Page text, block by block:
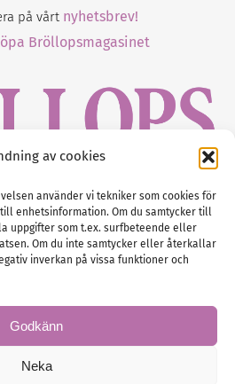
av cookies
använder vi tekniker som cookies för
enhetsinformation. Om du samtycker till
uppgifter som t.ex. surfbeteende eller
Om du inte samtycker eller återkallar
inverkan på vissa funktioner och
Godkänn
Neka
på vårt nyhetsbrev!
Bröllopsmagasinet
väg 2, 451 50 Uddevalla
:0522-68 11 90